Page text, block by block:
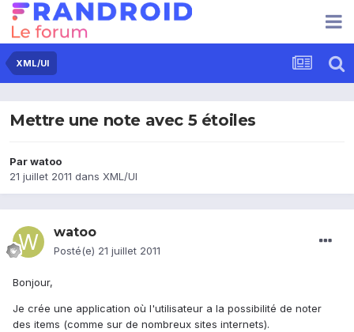
XML/UI
Mettre une note avec 5 étoiles
Parwatoo
21 juillet 2011 dans XML/UI
watoo
Posté(e) 21 juillet 2011
Bonjour,
Je crée une application où l'utilisateur a la possibilité de noter
des items (comme sur de nombreux sites internets).